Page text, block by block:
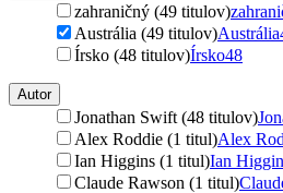
zahraničný (49 titulov)
Austrália (49 titulov)Austrália
Írsko (48 titulov)Írsko48
Autor
Jonathan Swift (48 titulov)
Alex Roddie (1 titul)Alex
Ian Higgins (1 titul)Ian
Claude Rawson (1 titul)